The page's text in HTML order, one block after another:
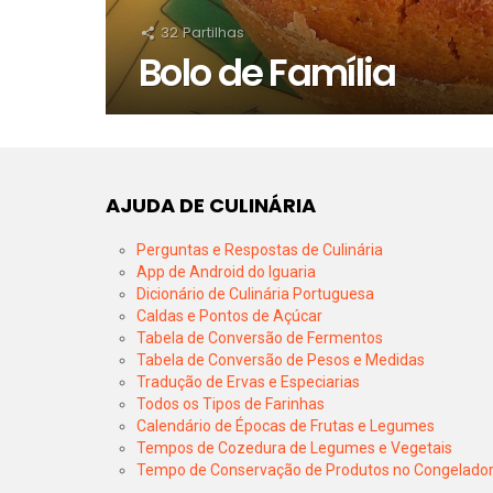
32 Partilhas
Bolo de Família
AJUDA DE CULINÁRIA
Perguntas e Respostas de Culinária
App de Android do Iguaria
Dicionário de Culinária Portuguesa
Caldas e Pontos de Açúcar
Tabela de Conversão de Fermentos
Tabela de Conversão de Pesos e Medidas
Tradução de Ervas e Especiarias
Todos os Tipos de Farinhas
Calendário de Épocas de Frutas e Legumes
Tempos de Cozedura de Legumes e Vegetais
Tempo de Conservação de Produtos no Congelador